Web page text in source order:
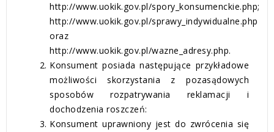
http://www.uokik.gov.pl/spory_konsumenckie.php;
http://www.uokik.gov.pl/sprawy_indywidualne.php
oraz
http://www.uokik.gov.pl/wazne_adresy.php.
Konsument posiada następujące przykładowe
możliwości skorzystania z pozasądowych
sposobów rozpatrywania reklamacji i
dochodzenia roszczeń:
Konsument uprawniony jest do zwrócenia się